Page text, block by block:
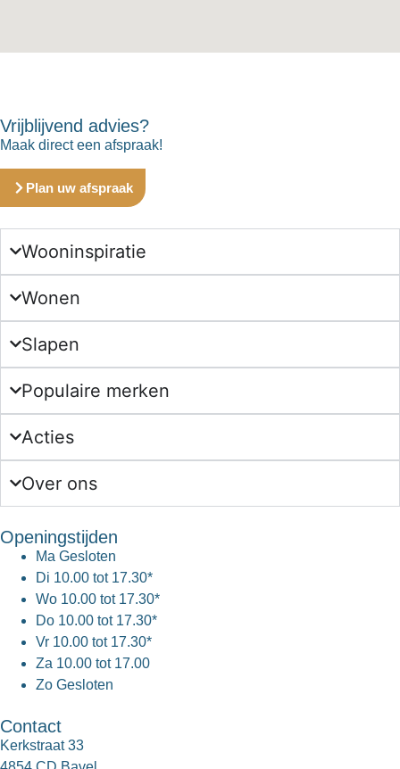
Vrijblijvend advies?
Maak direct een afspraak!
Plan uw afspraak
Wooninspiratie
Wonen
Slapen
Populaire merken
Acties
Over ons
Openingstijden
Ma Gesloten
Di 10.00 tot 17.30*
Wo 10.00 tot 17.30*
Do 10.00 tot 17.30*
Vr 10.00 tot 17.30*
Za 10.00 tot 17.00
Zo Gesloten
Contact
Kerkstraat 33